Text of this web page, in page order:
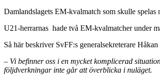
Damlandslagets EM-kvalmatch som skulle
U21-herrarnas hade två EM-kvalmatcher under
Så här beskriver SvFF:s generalsekreterare
– Vi befinner oss i en mycket komplicerad
följdverkningar inte går att överblicka i nuläget.